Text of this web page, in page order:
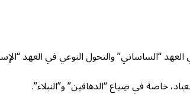
“الساساني” والتحول النوعي في العهد
خاصة في ضِياع “الدهاقين” و”النبلاء”.